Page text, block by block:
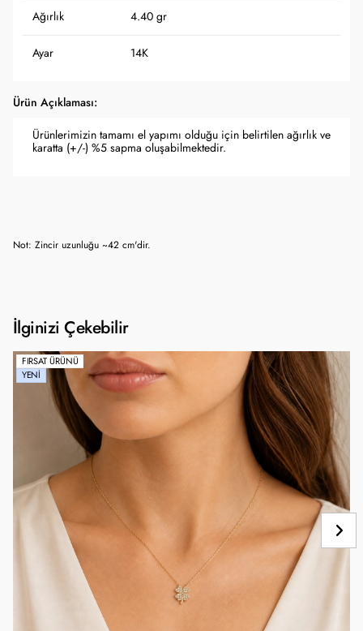
Ağırlık 4.40 gr
Ayar 14K
Ürün Açıklaması:
Ürünlerimizin tamamı el yapımı olduğu için belirtilen ağırlık ve
karatta (+/-) %5 sapma oluşabilmektedir.
Not: Zincir uzunluğu ~42 cm'dir.
İlginizi Çekebilir
FIRSAT ÜRÜNÜ
YENI